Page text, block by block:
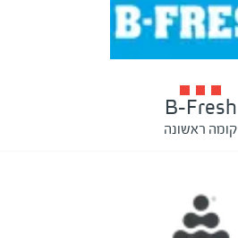
B-Fresh
קומה ראשונה